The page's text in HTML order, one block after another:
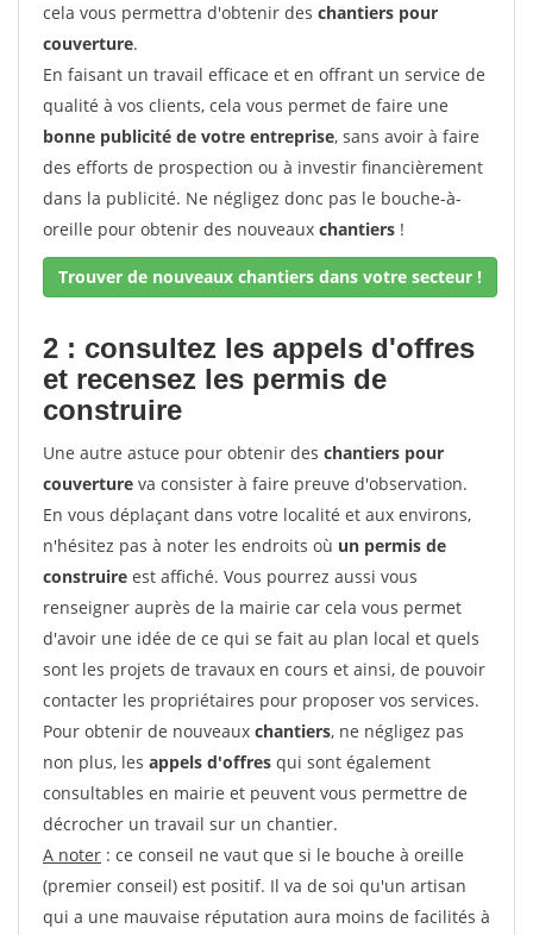
cela vous permettra d'obtenir des chantiers pour
couverture.
En faisant un travail efficace et en offrant un service de
qualité à vos clients, cela vous permet de faire une
bonne publicité de votre entreprise, sans avoir à faire
des efforts de prospection ou à investir financièrement
dans la publicité. Ne négligez donc pas le bouche-à-
oreille pour obtenir des nouveaux chantiers !
Trouver de nouveaux chantiers dans votre secteur !
2 : consultez les appels d'offres
et recensez les permis de
construire
Une autre astuce pour obtenir des chantiers pour
couverture va consister à faire preuve d'observation.
En vous déplaçant dans votre localité et aux environs,
n'hésitez pas à noter les endroits où un permis de
construire est affiché. Vous pourrez aussi vous
renseigner auprès de la mairie car cela vous permet
d'avoir une idée de ce qui se fait au plan local et quels
sont les projets de travaux en cours et ainsi, de pouvoir
contacter les propriétaires pour proposer vos services.
Pour obtenir de nouveaux chantiers, ne négligez pas
non plus, les appels d'offres qui sont également
consultables en mairie et peuvent vous permettre de
décrocher un travail sur un chantier.
A noter : ce conseil ne vaut que si le bouche à oreille
(premier conseil) est positif. Il va de soi qu'un artisan
qui a une mauvaise réputation aura moins de facilités à